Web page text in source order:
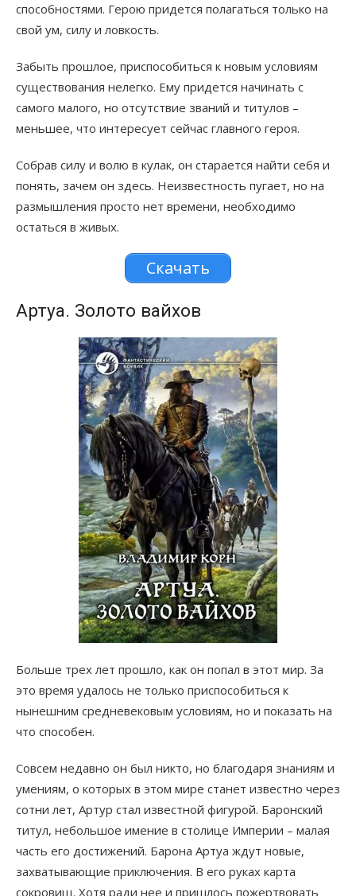
способностями. Герою придется полагаться только на
свой ум, силу и ловкость.
Забыть прошлое, приспособиться к новым условиям
существования нелегко. Ему придется начинать с
самого малого, но отсутствие званий и титулов –
меньшее, что интересует сейчас главного героя.
Собрав силу и волю в кулак, он старается найти себя и
понять, зачем он здесь. Неизвестность пугает, но на
размышления просто нет времени, необходимо
остаться в живых.
Скачать
Артуа. Золото вайхов
Больше трех лет прошло, как он попал в этот мир. За
это время удалось не только приспособиться к
нынешним средневековым условиям, но и показать на
что способен.
Совсем недавно он был никто, но благодаря знаниям и
умениям, о которых в этом мире станет известно через
сотни лет, Артур стал известной фигурой. Баронский
титул, небольшое имение в столице Империи – малая
часть его достижений. Барона Артуа ждут новые,
захватывающие приключения. В его руках карта
сокровищ. Хотя ради нее и пришлось пожертвовать